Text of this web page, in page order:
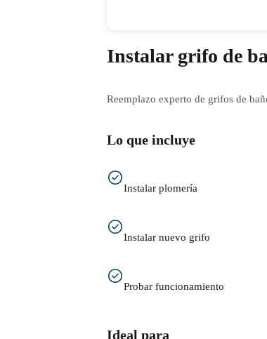
Instalar grifo de
Reemplazo experto de grifos de
Lo que incluye
Instalar plomería
Instalar nuevo grifo
Probar funcionamiento
Ideal para